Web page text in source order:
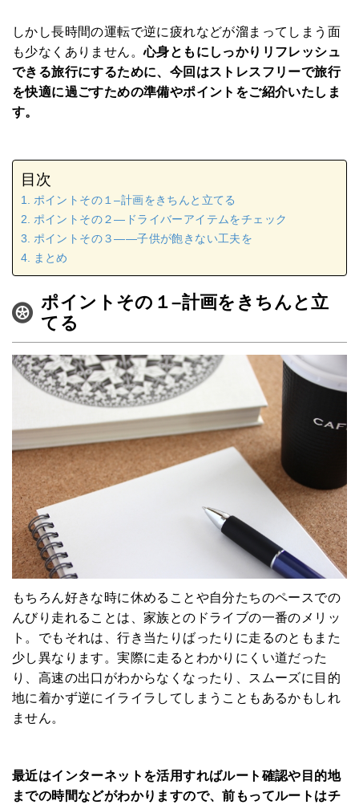
HOME
みんなのコラム
しかし長時間の運転で逆に疲れなどが溜まってしまう面
も少なくありません。心身ともにしっかりリフレッシュ
できる旅行にするために、今回はストレスフリーで旅行
を快適に過ごすための準備やポイントをご紹介いたしま
す。
目次
ポイントその１–計画をきちんと立てる
ポイントその２—ドライバーアイテムをチェック
ポイントその３――子供が飽きない工夫を
まとめ
ポイントその１–計画をきちんと立
てる
もちろん好きな時に休めることや自分たちのペースでの
んびり走れることは、家族とのドライブの一番のメリッ
ト。でもそれは、行き当たりばったりに走るのともまた
少し異なります。実際に走るとわかりにくい道だった
り、高速の出口がわからなくなったり、スムーズに目的
地に着かず逆にイライラしてしまうこともあるかもしれ
ません。
最近はインターネットを活用すればルート確認や目的地
までの時間などがわかりますので、前もってルートはチ